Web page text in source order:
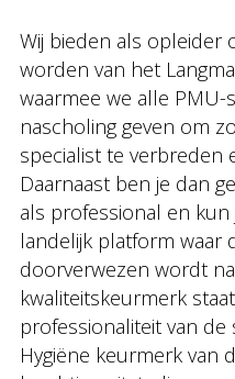
Wij bieden als opleider
worden van het
waarmee we alle PMU-
nascholing geven om
specialist te verbreden
Daarnaast ben je dan
als professional en
landelijk platform waar
doorverwezen wordt
kwaliteitskeurmerk
professionaliteit van de
Hygiëne keurmerk van